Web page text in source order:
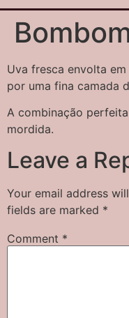
Uva fresca envolta
por uma fina camada
A combinação
mordida.
Leave a
Your email address
fields are marked *
Comment *